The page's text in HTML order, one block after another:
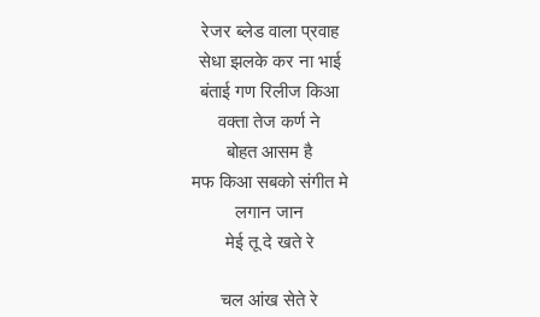
रेजर ब्लेड वाला प्रवाह
सेधा झलके कर ना भाई
बंताई गण रिलीज किआ
वक्ता तेज कर्ण ने
बोहत आसम है
मफ किआ सबको संगीत मे
लगान जान
मेई तू दे खते रे
चल आंख सेते रे